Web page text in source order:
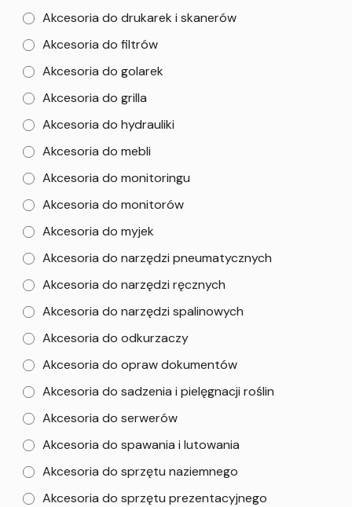
Akcesoria do drukarek i skanerów
Akcesoria do filtrów
Akcesoria do golarek
Akcesoria do grilla
Akcesoria do hydrauliki
Akcesoria do mebli
Akcesoria do monitoringu
Akcesoria do monitorów
Akcesoria do myjek
Akcesoria do narzędzi pneumatycznych
Akcesoria do narzędzi ręcznych
Akcesoria do narzędzi spalinowych
Akcesoria do odkurzaczy
Akcesoria do opraw dokumentów
Akcesoria do sadzenia i pielęgnacji roślin
Akcesoria do serwerów
Akcesoria do spawania i lutowania
Akcesoria do sprzętu naziemnego
Akcesoria do sprzętu prezentacyjnego